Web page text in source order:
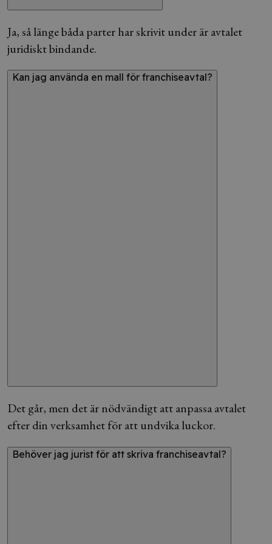
Ja, så länge båda parter har skrivit under är avtalet
juridiskt bindande.
Kan jag använda en mall för franchiseavtal?
Det går, men det är nödvändigt att anpassa avtalet
efter din verksamhet för att undvika luckor.
Behöver jag jurist för att skriva franchiseavtal?